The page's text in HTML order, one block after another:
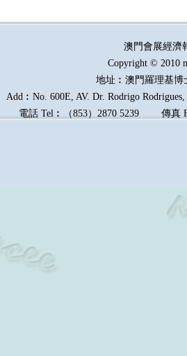
澳門會展經
Copyright © 2010
地址︰澳門羅理基博
Add︰No. 600E, AV. Dr. Rodrigo
電話 Tel︰（853）2870 5239傳真